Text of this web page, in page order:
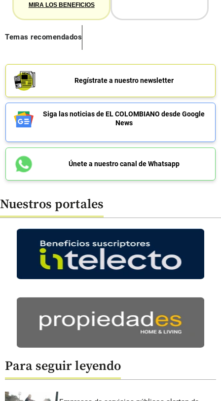
MIRA LOS BENEFICIOS
Temas recomendados
Regístrate a nuestro newsletter
Siga las noticias de EL COLOMBIANO desde Google
News
Únete a nuestro canal de Whatsapp
Nuestros portales
Para seguir leyendo